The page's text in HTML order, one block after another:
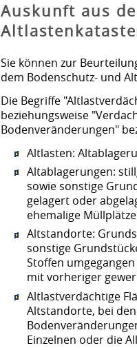
Auskunft aus
Sie können zur
dem Bodenschutz- und
Die Begriffe
beziehungsweise
Bodenveränderungen"
Altlasten:
Altablagerungen:
sowie sonstige
gelagert oder
ehemalige Müllplätze
Altstandorte:
sonstige
Stoffen
mit vorheriger
Altlastverdächtige
Altstandorte, bei
Einzelnen oder die